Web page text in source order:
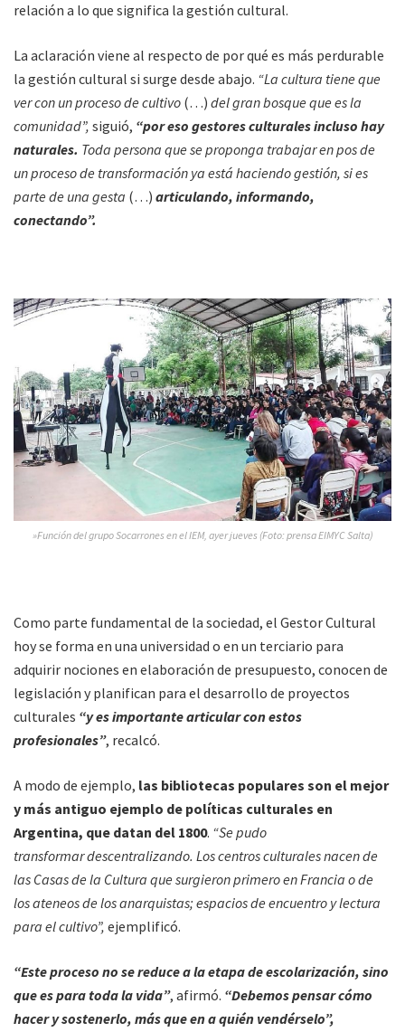
relación a lo que significa la gestión cultural.
La aclaración viene al respecto de por qué es más perdurable
la gestión cultural si surge desde abajo. “La cultura tiene que
ver con un proceso de cultivo (…) del gran bosque que es la
comunidad”, siguió, “por eso gestores culturales incluso hay
naturales. Toda persona que se proponga trabajar en pos de
un proceso de transformación ya está haciendo gestión, si es
parte de una gesta (…) articulando, informando,
conectando”.
»Función del grupo Socarrones en el IEM, ayer jueves (Foto: prensa EIMYC Salta)
Como parte fundamental de la sociedad, el Gestor Cultural
hoy se forma en una universidad o en un terciario para
adquirir nociones en elaboración de presupuesto, conocen de
legislación y planifican para el desarrollo de proyectos
culturales “y es importante articular con estos
profesionales”, recalcó.
A modo de ejemplo, las bibliotecas populares son el mejor
y más antiguo ejemplo de políticas culturales en
Argentina, que datan del 1800. “Se pudo
transformar descentralizando. Los centros culturales nacen de
las Casas de la Cultura que surgieron primero en Francia o de
los ateneos de los anarquistas; espacios de encuentro y lectura
para el cultivo”, ejemplificó.
“Este proceso no se reduce a la etapa de escolarización, sino
que es para toda la vida”, afirmó. “Debemos pensar cómo
hacer y sostenerlo, más que en a quién vendérselo”,